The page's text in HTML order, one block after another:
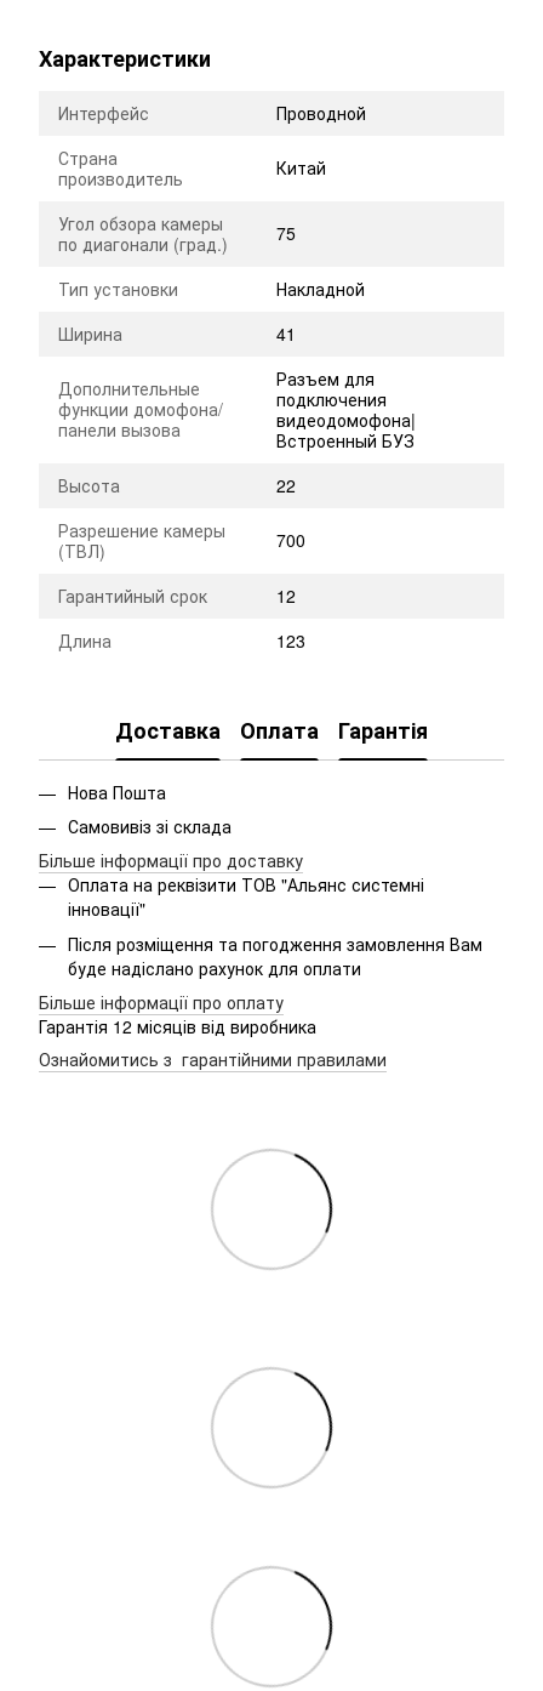
Характеристики
Интерфейс
Проводной
Страна
производитель
Китай
Угол обзора камеры
по диагонали (град.)
75
Тип установки
Накладной
Ширина
41
Дополнительные
функции домофона/
панели вызова
Разъем для
подключения
видеодомофона|
Встроенный БУЗ
Высота
22
Разрешение камеры
(ТВЛ)
700
Гарантийный срок
12
Длина
123
Доставка Оплата Гарантія
Нова Пошта
Самовивіз зі склада
Більше інформації про доставку
Оплата на реквізити ТОВ "Альянс системні
інновації"
Після розміщення та погодження замовлення Вам
буде надіслано рахунок для оплати
Більше інформації про оплату
Гарантія 12 місяців від виробника
Ознайомитись з гарантійними правилами